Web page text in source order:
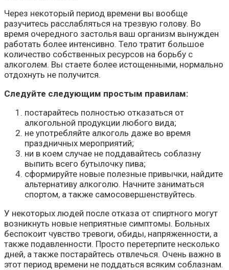
Через некоторый период времени вы вообще
разучитесь расслабляться на трезвую голову. Во
время очередного застолья ваш организм вынужден
работать более интенсивно. Тело тратит большое
количество собственных ресурсов на борьбу с
алкоголем. Вы стаете более истощенными, нормально
отдохнуть не получится.
Следуйте следующим простым правилам:
постарайтесь полностью отказаться от
алкогольной продукции любого вида;
не употребляйте алкоголь даже во время
праздничных мероприятий;
ни в коем случае не поддавайтесь соблазну
выпить всего бутылочку пива;
сформируйте новые полезные привычки, найдите
альтернативу алкоголю. Начните заниматься
спортом, а также самосовершенствуйтесь.
У некоторых людей после отказа от спиртного могут
возникнуть новые неприятные симптомы. Больных
беспокоит чувство тревоги, обиды, напряженности, а
также подавленности. Просто перетерпите несколько
дней, а также постарайтесь отвлечься. Очень важно в
этот период времени не поддаться всяким соблазнам.